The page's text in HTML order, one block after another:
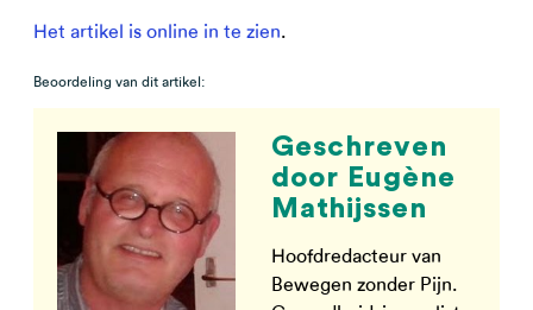
Het artikel is online in te zien.
Beoordeling van dit artikel:
Geschreven
door Eugène
Mathijssen
Hoofdredacteur van
Bewegen zonder Pijn.